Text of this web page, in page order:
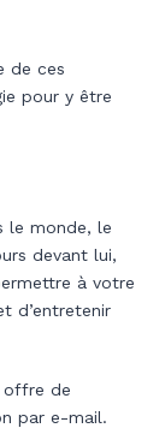
de ces
pour y être
le monde, le
devant lui,
à votre
d’entretenir
offre de
par e-mail.